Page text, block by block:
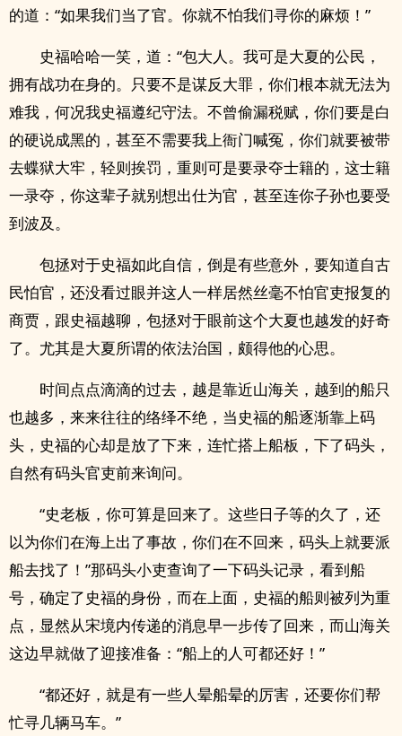
的道：“如果我们当了官。你就不怕我们寻你的麻烦！”
史福哈哈一笑，道：“包大人。我可是大夏的公民，
拥有战功在身的。只要不是谋反大罪，你们根本就无法为
难我，何况我史福遵纪守法。不曾偷漏税赋，你们要是白
的硬说成黑的，甚至不需要我上衙门喊冤，你们就要被带
去蝶狱大牢，轻则挨罚，重则可是要录夺士籍的，这士籍
一录夺，你这辈子就别想出仕为官，甚至连你子孙也要受
到波及。
包拯对于史福如此自信，倒是有些意外，要知道自古
民怕官，还没看过眼并这人一样居然丝毫不怕官吏报复的
商贾，跟史福越聊，包拯对于眼前这个大夏也越发的好奇
了。尤其是大夏所谓的依法治国，颇得他的心思。
时间点点滴滴的过去，越是靠近山海关，越到的船只
也越多，来来往往的络绎不绝，当史福的船逐渐靠上码
头，史福的心却是放了下来，连忙搭上船板，下了码头，
自然有码头官吏前来询问。
“史老板，你可算是回来了。这些日子等的久了，还
以为你们在海上出了事故，你们在不回来，码头上就要派
船去找了！”那码头小吏查询了一下码头记录，看到船
号，确定了史福的身份，而在上面，史福的船则被列为重
点，显然从宋境内传递的消息早一步传了回来，而山海关
这边早就做了迎接准备：“船上的人可都还好！”
“都还好，就是有一些人晕船晕的厉害，还要你们帮
忙寻几辆马车。”